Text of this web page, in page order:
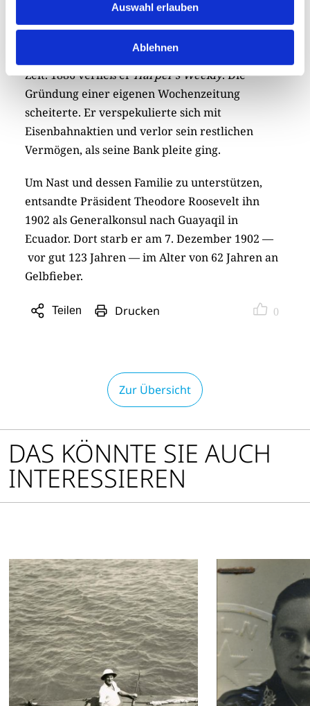
Auswahl erlauben
Ablehnen
politische Karikaturen passten nicht mehr in die
Zeit. 1886 verließ erHarper’s Weekly. Die
Gründung einer eigenen Wochenzeitung
scheiterte. Er verspekulierte sich mit
Eisenbahnaktien und verlor sein restlichen
Vermögen, als seine Bank pleite ging.
Um Nast und dessen Familie zu unterstützen,
entsandte Präsident Theodore Roosevelt ihn
1902 als Generalkonsul nach Guayaqil in
Ecuador. Dort starb er am 7. Dezember 1902 —
vor gut 123 Jahren — im Alter von 62 Jahren an
Gelbfieber.
Teilen
Sharing
Drucken 0
Zur Übersicht
DAS KÖNNTE SIE AUCH
INTERESSIEREN